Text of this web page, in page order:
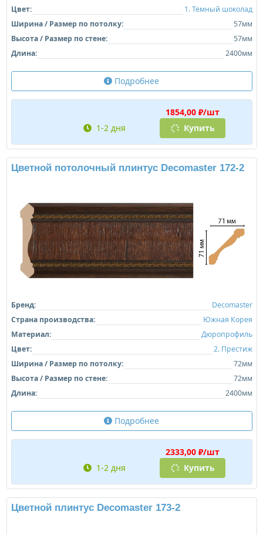
Цвет:
1. Темный шоколад
Ширина / Размер по потолку:
57мм
Высота / Размер по стене:
57мм
Длина:
2400мм
Подробнее
1854,00 ₽/шт
1-2 дня
Купить
Цветной потолочный плинтус Decomaster 172-2
Бренд:
Decomaster
Страна производства:
Южная Корея
Материал:
Дюропрофиль
Цвет:
2. Престиж
Ширина / Размер по потолку:
72мм
Высота / Размер по стене:
72мм
Длина:
2400мм
Подробнее
2333,00 ₽/шт
1-2 дня
Купить
Цветной плинтус Decomaster 173-2